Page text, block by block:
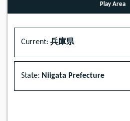
Play Area
Current: 兵庫県
State: Niigata Prefecture